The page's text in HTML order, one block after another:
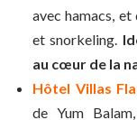
avec hamacs,
et snorkeling.
au cœur de la
Hôtel Villas
de Yum